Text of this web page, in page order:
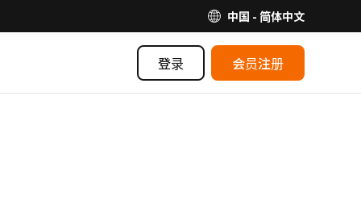
中国 - 简体中文
登录 会员注册